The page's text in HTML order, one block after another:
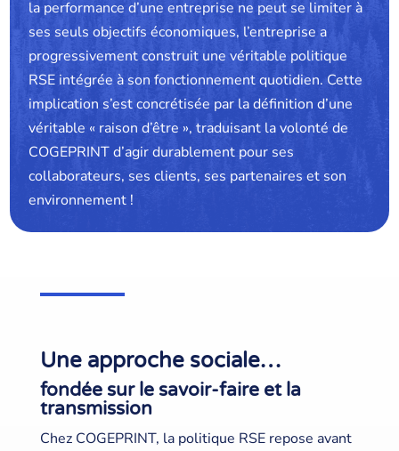
la performance d’une entreprise ne peut se limiter à
ses seuls objectifs économiques, l’entreprise a
progressivement construit une véritable politique
RSE intégrée à son fonctionnement quotidien. Cette
implication s’est concrétisée par la définition d’une
véritable « raison d’être », traduisant la volonté de
COGEPRINT d’agir durablement pour ses
collaborateurs, ses clients, ses partenaires et son
environnement !
Une approche sociale…
fondée sur le savoir-faire et la
transmission
Chez COGEPRINT, la politique RSE repose avant